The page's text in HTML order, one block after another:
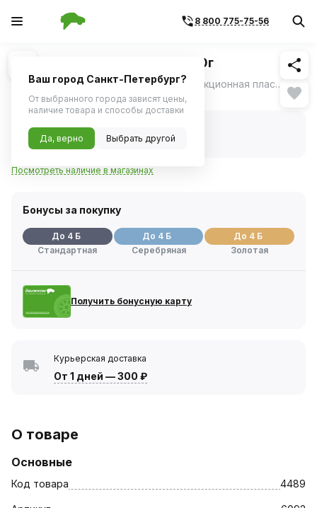
8 800 775-75-56
1/1 Похожие
Смазка OILRIGHT ШРУС-4 300г
Универсальная, водостойкая, антифрикционная пластичная смазка.
Нет в наличии
Нет в наличии
Код товара:4489
Артикул:6092
Посмотреть наличие в магазинах
Бонусы за покупку
До 4 Б
Стандартная
До 4 Б
Серебряная
До 4 Б
Золотая
Получить бонусную карту
Курьерская доставка
От 1 дней —300 ₽
О товаре
Основные
Код товара 4489
Ваш город Санкт-Петербург?
От выбранного города зависят цены,
наличие товара и способы доставки
Да, верно Выбрать другой